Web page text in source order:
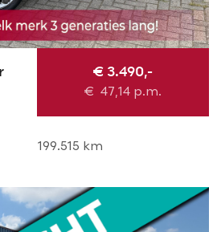
€ 3.490,-
€47,14 p.m.
199.515 km